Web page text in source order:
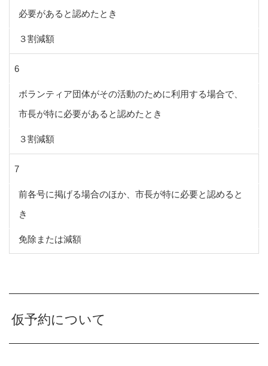
必要があると認めたとき
３割減額
6
ボランティア団体がその活動のために利用する場合で、
市長が特に必要があると認めたとき
３割減額
7
前各号に掲げる場合のほか、市長が特に必要と認めると
き
免除または減額
仮予約について